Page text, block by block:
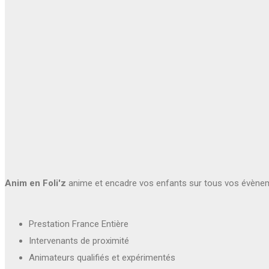
Anim en Foli'z anime et encadre vos enfants sur tous vos
Prestation France Entière
Intervenants de proximité
Animateurs qualifiés et expérimentés